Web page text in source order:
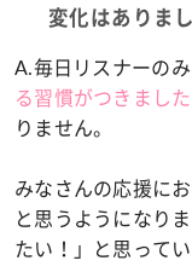
変化はありま
A.毎日リスナーの
る習慣がつきました
りません。
みなさんの応援に
と思うようになり
たい！」と思ってい